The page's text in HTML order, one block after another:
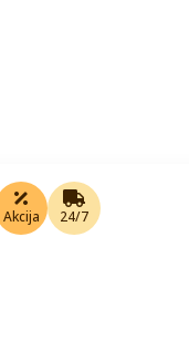
Akcija 24/7